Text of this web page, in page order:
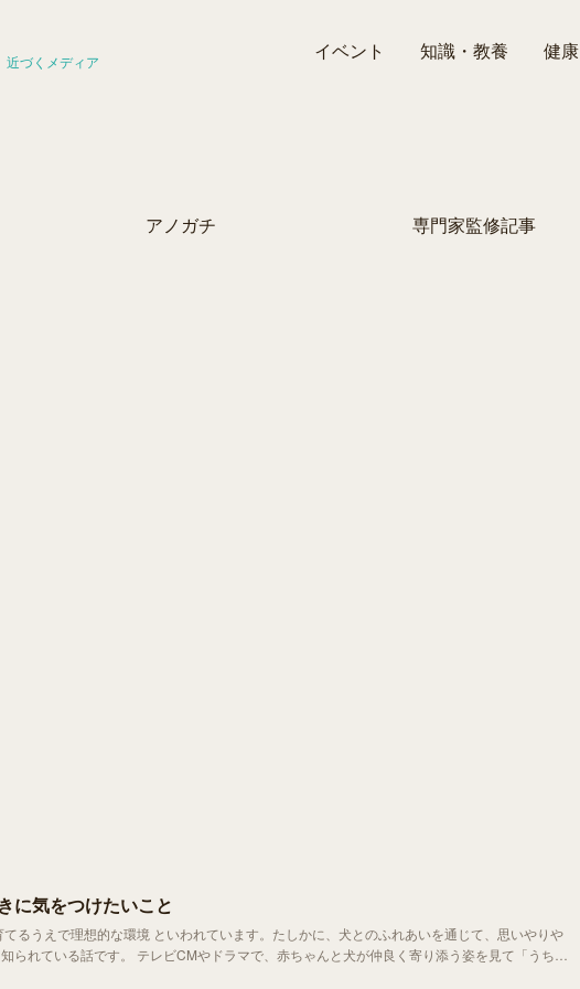
近づくメディア イベント 知識・教養 健康
アノガチ 専門家監修記事
に気をつけたいこと
るうえで理想的な環境 といわれています。たしかに、犬とのふれあいを通じて、思いやりや
んと犬が仲良く寄り添う姿を見て「うちも